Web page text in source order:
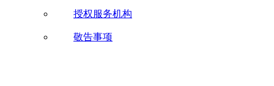
授权服务机构
敬告事项